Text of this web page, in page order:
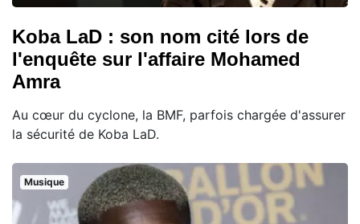
Koba LaD : son nom cité lors de
l'enquête sur l'affaire Mohamed
Amra
Au cœur du cyclone, la BMF, parfois chargée d'assurer
la sécurité de Koba LaD.
Musique